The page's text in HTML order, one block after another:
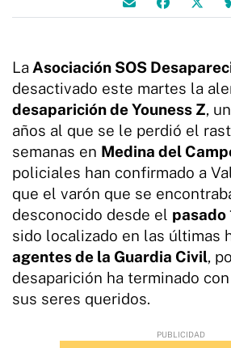
La Asociación SOS
desactivado este martes la
desaparición de Youness Z,
años al que se le perdió el
semanas en Medina del
policiales han confirmado a
que el varón que se
desconocido desde el pasado
sido localizado en las últimas
agentes de la Guardia Civil,
desaparición ha terminado
sus seres queridos.